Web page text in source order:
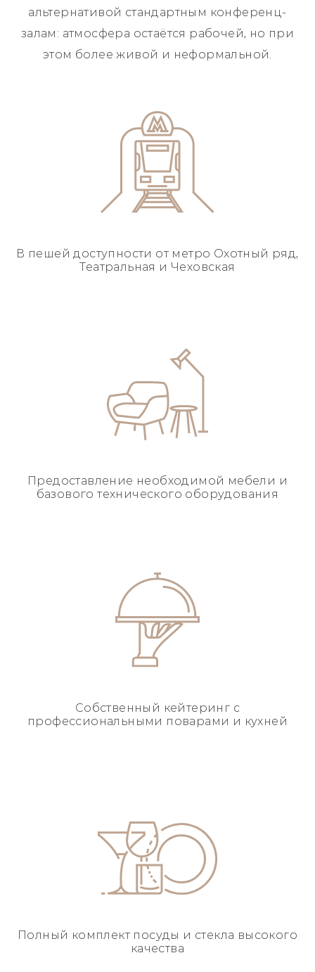
альтернативой стандартным конференц-
залам: атмосфера остаётся рабочей, но при
этом более живой и неформальной.
В пешей доступности от метро Охотный ряд,
Театральная и Чеховская
Предоставление необходимой мебели и
базовоготехнического оборудования
Собственный кейтеринг с
профессиональными поварами и кухней
Полный комплект посуды и стекла высокого
качества